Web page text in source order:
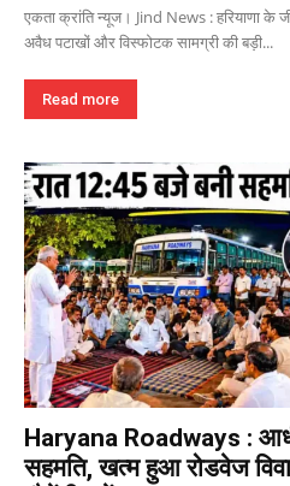
एकता क्रांति न्यूज। Jind News : हरियाणा के
अवैध पटाखों और विस्फोटक सामग्री की बड़ी...
Read more
Haryana Roadways :
सहमति, खत्म हुआ रोडवेज